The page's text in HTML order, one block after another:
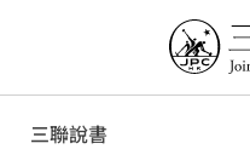
三聯說書